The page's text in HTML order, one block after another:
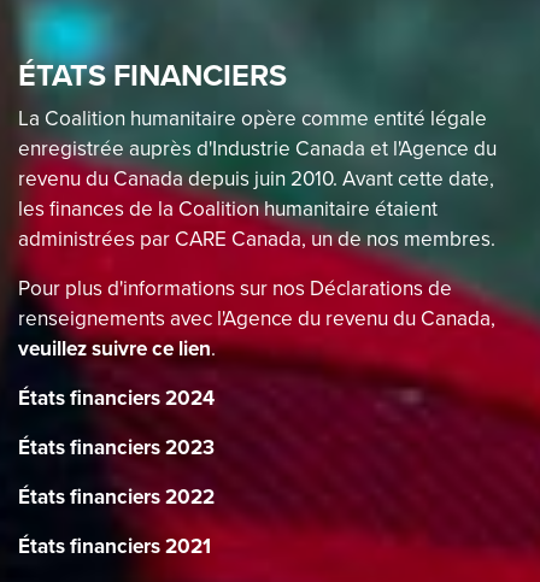
ÉTATS FINANCIERS
La Coalition humanitaire opère comme entité légale
enregistrée auprès d'Industrie Canada et l'Agence du
revenu du Canada depuis juin 2010. Avant cette date,
les finances de la Coalition humanitaire étaient
administrées par CARE Canada, un de nos membres.
Pour plus d'informations sur nos Déclarations de
renseignements avec l'Agence du revenu du Canada,
veuillez suivre ce lien.
États financiers 2024
États financiers 2023
États financiers 2022
États financiers 2021